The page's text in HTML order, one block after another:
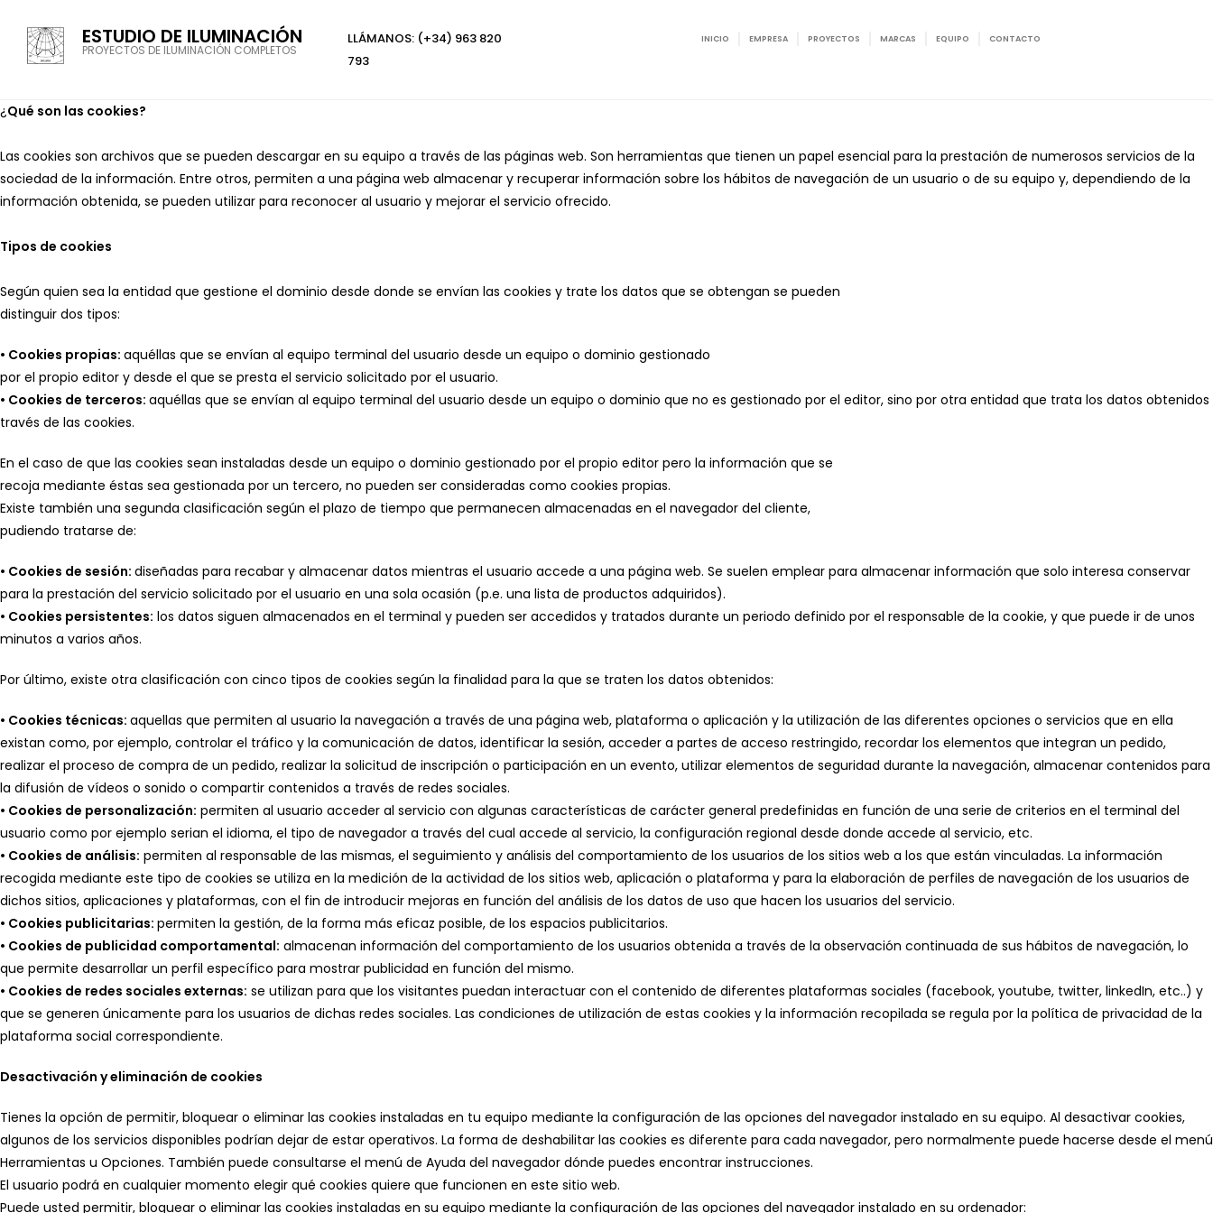
ESTUDIO DE ILUMINACIÓN
PROYECTOS DE ILUMINACIÓN COMPLETOS
LLÁMANOS: (+34) 963 820
793
INICIO EMPRESA PROYECTOS MARCAS EQUIPO CONTACTO
¿Qué son las cookies?
Las cookies son archivos que se pueden descargar en su equipo a través de las páginas web. Son herramientas que tienen un papel esencial para la prestación de numerosos servicios de la
sociedad de la información. Entre otros, permiten a una página web almacenar y recuperar información sobre los hábitos de navegación de un usuario o de su equipo y, dependiendo de la
información obtenida, se pueden utilizar para reconocer al usuario y mejorar el servicio ofrecido.
Tipos de cookies
Según quien sea la entidad que gestione el dominio desde donde se envían las cookies y trate los datos que se obtengan se pueden
distinguir dos tipos:
• Cookies propias: aquéllas que se envían al equipo terminal del usuario desde un equipo o dominio gestionado
por el propio editor y desde el que se presta el servicio solicitado por el usuario.
• Cookies de terceros: aquéllas que se envían al equipo terminal del usuario desde un equipo o dominio que no es gestionado por el editor, sino por otra entidad que trata los datos obtenidos
través de las cookies.
En el caso de que las cookies sean instaladas desde un equipo o dominio gestionado por el propio editor pero la información que se
recoja mediante éstas sea gestionada por un tercero, no pueden ser consideradas como cookies propias.
Existe también una segunda clasificación según el plazo de tiempo que permanecen almacenadas en el navegador del cliente,
pudiendo tratarse de:
• Cookies de sesión: diseñadas para recabar y almacenar datos mientras el usuario accede a una página web. Se suelen emplear para almacenar información que solo interesa conservar
para la prestación del servicio solicitado por el usuario en una sola ocasión (p.e. una lista de productos adquiridos).
• Cookies persistentes: los datos siguen almacenados en el terminal y pueden ser accedidos y tratados durante un periodo definido por el responsable de la cookie, y que puede ir de unos
minutos a varios años.
Por último, existe otra clasificación con cinco tipos de cookies según la finalidad para la que se traten los datos obtenidos:
• Cookies técnicas: aquellas que permiten al usuario la navegación a través de una página web, plataforma o aplicación y la utilización de las diferentes opciones o servicios que en ella
existan como, por ejemplo, controlar el tráfico y la comunicación de datos, identificar la sesión, acceder a partes de acceso restringido, recordar los elementos que integran un pedido,
realizar el proceso de compra de un pedido, realizar la solicitud de inscripción o participación en un evento, utilizar elementos de seguridad durante la navegación, almacenar contenidos para
la difusión de vídeos o sonido o compartir contenidos a través de redes sociales.
• Cookies de personalización: permiten al usuario acceder al servicio con algunas características de carácter general predefinidas en función de una serie de criterios en el terminal del
usuario como por ejemplo serian el idioma, el tipo de navegador a través del cual accede al servicio, la configuración regional desde donde accede al servicio, etc.
• Cookies de análisis: permiten al responsable de las mismas, el seguimiento y análisis del comportamiento de los usuarios de los sitios web a los que están vinculadas. La información
recogida mediante este tipo de cookies se utiliza en la medición de la actividad de los sitios web, aplicación o plataforma y para la elaboración de perfiles de navegación de los usuarios de
dichos sitios, aplicaciones y plataformas, con el fin de introducir mejoras en función del análisis de los datos de uso que hacen los usuarios del servicio.
• Cookies publicitarias: permiten la gestión, de la forma más eficaz posible, de los espacios publicitarios.
• Cookies de publicidad comportamental: almacenan información del comportamiento de los usuarios obtenida a través de la observación continuada de sus hábitos de navegación, lo
que permite desarrollar un perfil específico para mostrar publicidad en función del mismo.
• Cookies de redes sociales externas: se utilizan para que los visitantes puedan interactuar con el contenido de diferentes plataformas sociales (facebook, youtube, twitter, linkedIn, etc..) y
que se generen únicamente para los usuarios de dichas redes sociales. Las condiciones de utilización de estas cookies y la información recopilada se regula por la política de privacidad de la
plataforma social correspondiente.
Desactivación y eliminación de cookies
Tienes la opción de permitir, bloquear o eliminar las cookies instaladas en tu equipo mediante la configuración de las opciones del navegador instalado en su equipo. Al desactivar cookies,
algunos de los servicios disponibles podrían dejar de estar operativos. La forma de deshabilitar las cookies es diferente para cada navegador, pero normalmente puede hacerse desde el menú
Herramientas u Opciones. También puede consultarse el menú de Ayuda del navegador dónde puedes encontrar instrucciones.
El usuario podrá en cualquier momento elegir qué cookies quiere que funcionen en este sitio web.
Puede usted permitir, bloquear o eliminar las cookies instaladas en su equipo mediante la configuración de las opciones del navegador instalado en su ordenador: